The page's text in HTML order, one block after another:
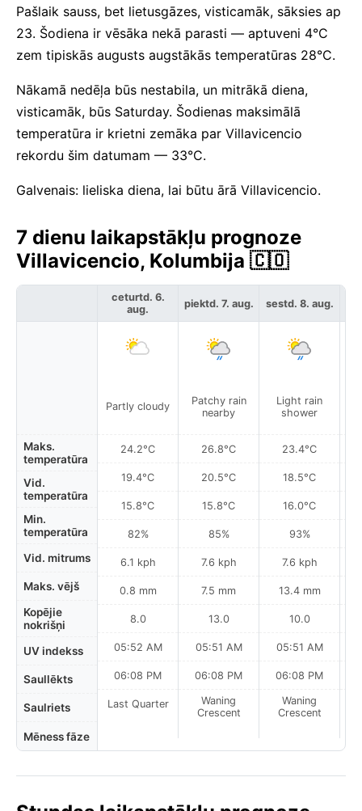
Pašlaik sauss, bet lietusgāzes, visticamāk, sāksies ap
23. Šodiena ir vēsāka nekā parasti — aptuveni 4°C
zem tipiskās augusts augstākās temperatūras 28°C.
Nākamā nedēļa būs nestabila, un mitrākā diena,
visticamāk, būs Saturday. Šodienas maksimālā
temperatūra ir krietni zemāka par Villavicencio
rekordu šim datumam — 33°C.
Galvenais: lieliska diena, lai būtu ārā Villavicencio.
7 dienu laikapstākļu prognoze
Villavicencio, Kolumbija 🇨🇴
Maks.
temperatūra
Vid.
temperatūra
Min.
temperatūra
Vid. mitrums
Maks. vējš
Kopējie
nokrišņi
UV indekss
Saullēkts
Saulriets
Mēness fāze
ceturtd. 6.
aug.
Partly cloudy
24.2°C
19.4°C
15.8°C
82%
6.1 kph
0.8 mm
8.0
05:52 AM
06:08 PM
Last Quarter
piektd. 7. aug.
Patchy rain
nearby
26.8°C
20.5°C
15.8°C
85%
7.6 kph
7.5 mm
13.0
05:51 AM
06:08 PM
Waning
Crescent
sestd. 8. aug.
Light rain
shower
23.4°C
18.5°C
16.0°C
93%
7.6 kph
13.4 mm
10.0
05:51 AM
06:08 PM
Waning
Crescent